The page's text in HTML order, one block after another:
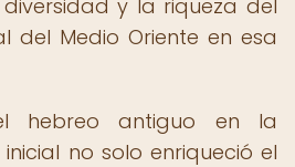
y la riqueza del
del Medio Oriente en esa
hebreo antiguo en la
no solo enriqueció el